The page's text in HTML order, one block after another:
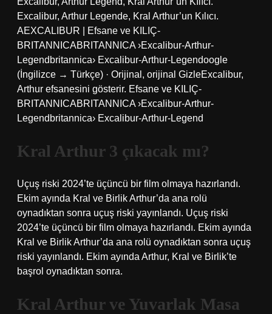
Excalibur, Arthur Legende, Kral Arthur’un Kılıcı.
AEXCALIBUR | Efsane ve KILIÇ-
BRITANNICABRITANNICA ›Excalibur-Arthur-
Legendbritannica› Excalibur-Arthur-Legendoogle
(İngilizce → Türkçe) · Orijinal, orijinal GizleExcalibur,
Arthur efsanesini gösterir. Efsane ve KILIÇ-
BRITANNICABRITANNICA ›Excalibur-Arthur-
Legendbritannica› Excalibur-Arthur-Legend
Kral Arthur 3 çıkacak mı?
Uçuş riski 2024’te üçüncü bir film olmaya hazırlandı.
Ekim ayında Kral ve Birlik Arthur’da ana rolü
oynadıktan sonra uçuş riski yayınlandı. Uçuş riski
2024’te üçüncü bir film olmaya hazırlandı. Ekim ayında
Kral ve Birlik Arthur’da ana rolü oynadıktan sonra uçuş
riski yayınlandı. Ekim ayında Arthur, Kral ve Birlik’te
başrol oynadıktan sonra.
Kral Arthur ve Yuvarlak Masa